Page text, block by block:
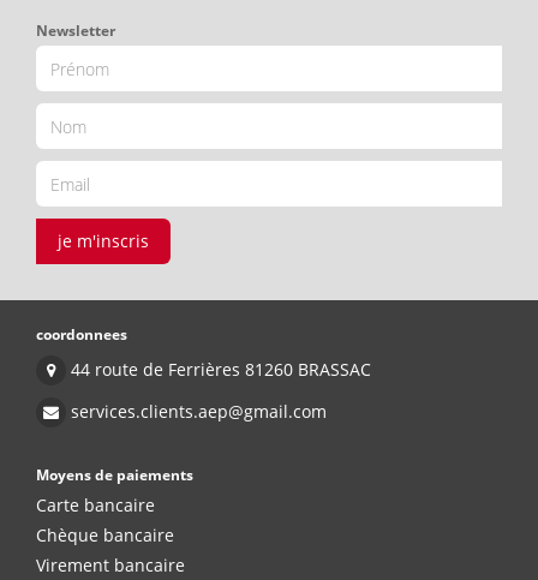
Newsletter
je m'inscris
coordonnees
44 route de Ferrières 81260 BRASSAC
services.clients.aep@gmail.com
Moyens de paiements
Carte bancaire
Chèque bancaire
Virement bancaire